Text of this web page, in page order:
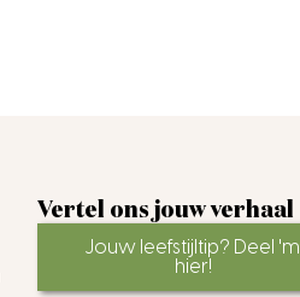
Vertel ons jouw verhaal
Jouw leefstijltip? Deel 'm
hier!